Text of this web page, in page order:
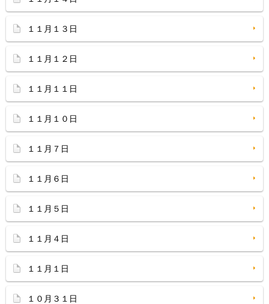
１１月１３日
１１月１２日
１１月１１日
１１月１０日
１１月７日
１１月６日
１１月５日
１１月４日
１１月１日
１０月３１日